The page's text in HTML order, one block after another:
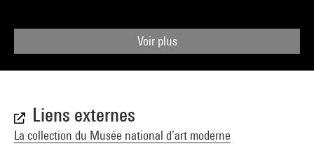
Voir plus
Liens externes
La collection du Musée national d’art moderne